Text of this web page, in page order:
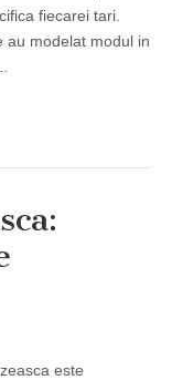
fiecarei tari.
au modelat modul in
este